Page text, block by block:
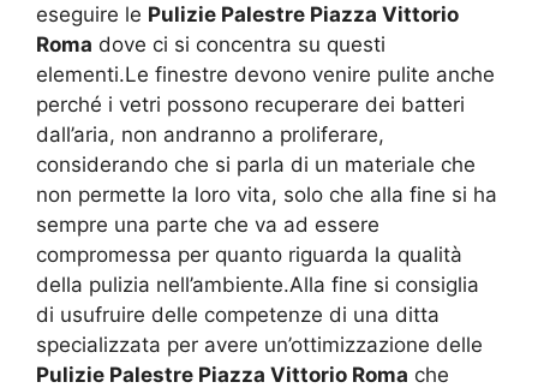
eseguire le Pulizie Palestre Piazza Vittorio
Roma dove ci si concentra su questi
elementi.Le finestre devono venire pulite anche
perché i vetri possono recuperare dei batteri
dall’aria, non andranno a proliferare,
considerando che si parla di un materiale che
non permette la loro vita, solo che alla fine si ha
sempre una parte che va ad essere
compromessa per quanto riguarda la qualità
della pulizia nell’ambiente.Alla fine si consiglia
di usufruire delle competenze di una ditta
specializzata per avere un’ottimizzazione delle
Pulizie Palestre Piazza Vittorio Roma che